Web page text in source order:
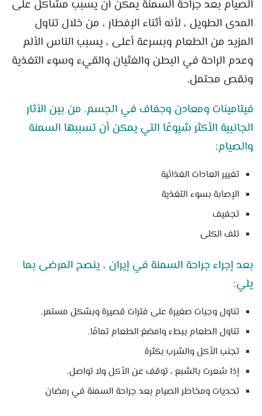
الصيام بعد جراحة السمنة يمكن أن يسبب مشاكل على
المدى الطويل ، لأنه أثناء الإفطار ، من خلال تناول
المزيد من الطعام وبسرعة أعلى ، يسبب الناس الألم
وعدم الراحة في البطن والغثيان والقيء وسوء التغذية
ونقص محتمل.
فيتامينات ومعادن وجفاف في الجسم. من بين الآثار
الجانبية الأكثر شيوعًا التي يمكن أن تسببها السمنة
والصيام:
تغيير العادات الغذائية
الإصابة بسوء التغذية
تجفيف
تلف الكلى
بعد إجراء جراحة السمنة في إيران ، ينصح المرضى بما
يلي:
تناول وجبات صغيرة على فترات قصيرة وبشكل مستمر.
تناول الطعام ببطء وامضغ الطعام تمامًا.
تجنب الأكل والشرب بكثرة
إذا شعرت بالشبع ، توقف عن الأكل ولا تواصل.
تحديات ومخاطر الصيام بعد جراحة السمنة في رمضان